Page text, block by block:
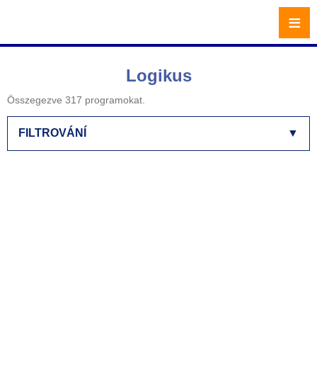
Logikus
Összegezve 317 programokat.
▼
FILTROVÁNÍ
≡